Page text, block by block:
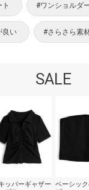
#ワンショルダ
良い #さらさら素
SALE
ッパーギャザー
ベーシッ